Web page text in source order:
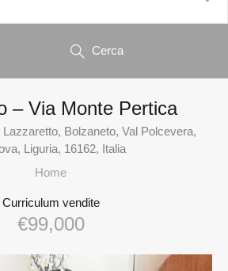
Cerca
– Via Monte Pertica
Bolzaneto, Val Polcevera,
Liguria, 16162, Italia
Home
Curriculum vendite
€99,000